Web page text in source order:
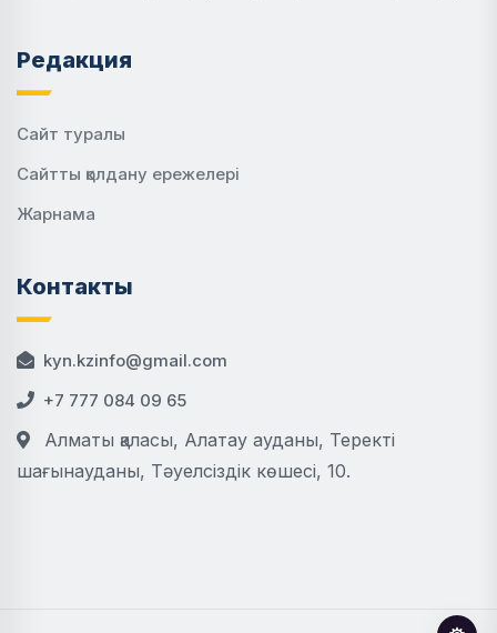
Редакция
Сайт туралы
Сайтты қолдану ережелері
Жарнама
Контакты
kyn.kzinfo@gmail.com
+7 777 084 09 65
Алматы қаласы, Алатау ауданы, Теректі
шағынауданы, Тәуелсіздік көшесі, 10.